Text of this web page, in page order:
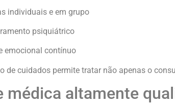
individuais e em grupo
psiquiátrico
emocional contínuo
de cuidados permite tratar não apenas o
médica altamente